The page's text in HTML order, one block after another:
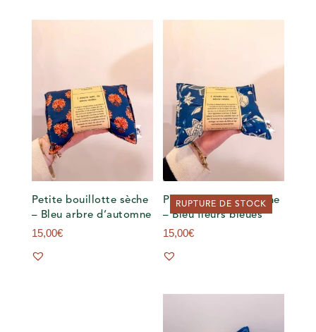
Petite bouillotte sèche
– Bleu arbre d’automne
15,00€
RUPTURE DE STOCK
Petite bouillotte sèche
– Bleu fleurs bleues
15,00€